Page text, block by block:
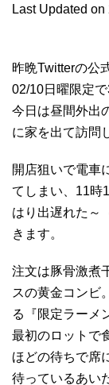
Last Updated
昨晩Twitterの公
02/10日曜限定
今日は昼間外出
に家を出て訪問
開店狙いで電車
てしまい、11時
はり出遅れた～
きます。
注文は豚骨激煮
スの黄金コンビ
る『限定ラーメ
最初のロットで
ほどの待ちで席
待っているあい